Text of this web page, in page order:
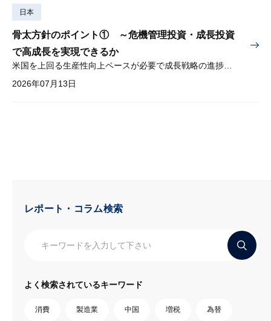
日本
骨太方針のポイント① ～危機管理投資・成長投資
で高成長を実現できるか
米国を上回る生産性向上ペースが必要で成長戦略の進捗管理も課題
2026年07月13日
レポート・コラム検索
よく検索されているキーワード
消費 製造業 中国 増税 為替